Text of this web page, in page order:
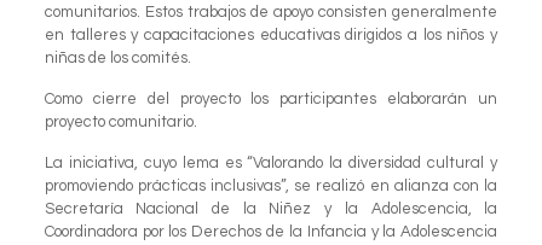
comunitarios. Estos trabajos de apoyo consisten generalmente
en talleres y capacitaciones educativas dirigidos a los niños y
niñas de los comités.
Como cierre del proyecto los participantes elaborarán un
proyecto comunitario.
La iniciativa, cuyo lema es “Valorando la diversidad cultural y
promoviendo prácticas inclusivas”, se realizó en alianza con la
Secretaría Nacional de la Niñez y la Adolescencia, la
Coordinadora por los Derechos de la Infancia y la Adolescencia